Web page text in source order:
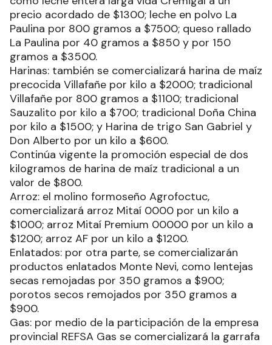
precio acordado de $1300; leche en polvo La
Paulina por 800 gramos a $7500; queso rallado
La Paulina por 40 gramos a $850 y por 150
gramos a $3500.
Harinas: también se comercializará harina de maíz
precocida Villafañe por kilo a $2000; tradicional
Villafañe por 800 gramos a $1100; tradicional
Sauzalito por kilo a $700; tradicional Doña China
por kilo a $1500; y Harina de trigo San Gabriel y
Don Alberto por un kilo a $600.
Continúa vigente la promoción especial de dos
kilogramos de harina de maíz tradicional a un
valor de $800.
Arroz: el molino formoseño Agrofoctuc,
comercializará arroz Mitaí 0000 por un kilo a
$1000; arroz Mitaí Premium 00000 por un kilo a
$1200; arroz AF por un kilo a $1200.
Enlatados: por otra parte, se comercializarán
productos enlatados Monte Nevi, como lentejas
secas remojadas por 350 gramos a $900;
porotos secos remojados por 350 gramos a
$900.
Gas: por medio de la participación de la empresa
provincial REFSA Gas se comercializará la garrafa